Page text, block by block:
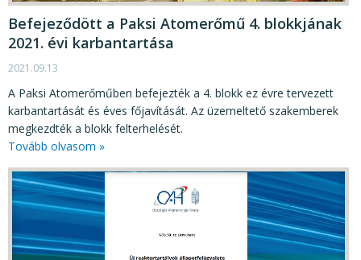
Befejeződött a Paksi Atomerőmű 4. blokkjának
2021. évi karbantartása
2021.09.13
A Paksi Atomerőműben befejezték a 4. blokk ez évre tervezett
karbantartását és éves főjavítását. Az üzemeltető szakemberek
megkezdték a blokk felterhelését.
Tovább olvasom »